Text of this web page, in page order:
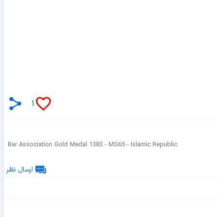
۱
Bar Association Gold Medal 1383 - MS65 - Islamic Republic
ارسال نظر